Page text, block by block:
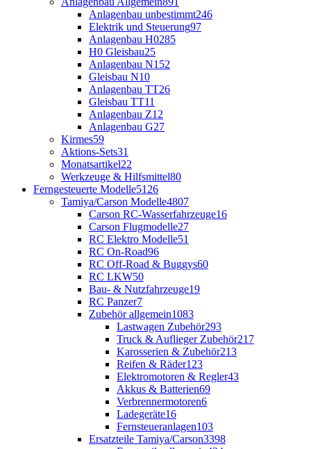
Anlagenbau unbestimmt246
Elektrik und Steuerung97
Anlagenbau H0285
H0 Gleisbau25
Anlagenbau N152
Gleisbau N10
Anlagenbau TT26
Gleisbau TT11
Anlagenbau Z12
Anlagenbau G27
Kirmes59
Aktions-Sets31
Monatsartikel22
Werkzeuge & Hilfsmittel80
Ferngesteuerte Modelle5126
Tamiya/Carson Modelle4807
Carson RC-Wasserfahrzeuge16
Carson Flugmodelle27
RC Elektro Modelle51
RC On-Road96
RC Off-Road & Buggys60
RC LKW50
Bau- & Nutzfahrzeuge19
RC Panzer7
Zubehör allgemein1083
Lastwagen Zubehör293
Truck & Auflieger Zubehör217
Karosserien & Zubehör213
Reifen & Räder123
Elektromotoren & Regler43
Akkus & Batterien69
Verbrennermotoren6
Ladegeräte16
Fernsteueranlagen103
Ersatzteile Tamiya/Carson3398